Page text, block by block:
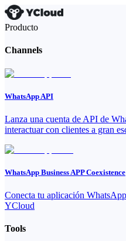
Producto
Channels
WhatsApp API
Lanza una cuenta de API de
interactuar con clientes a gran
WhatsApp Business APP Coexistence
Conecta tu aplicación
YCloud
Tools